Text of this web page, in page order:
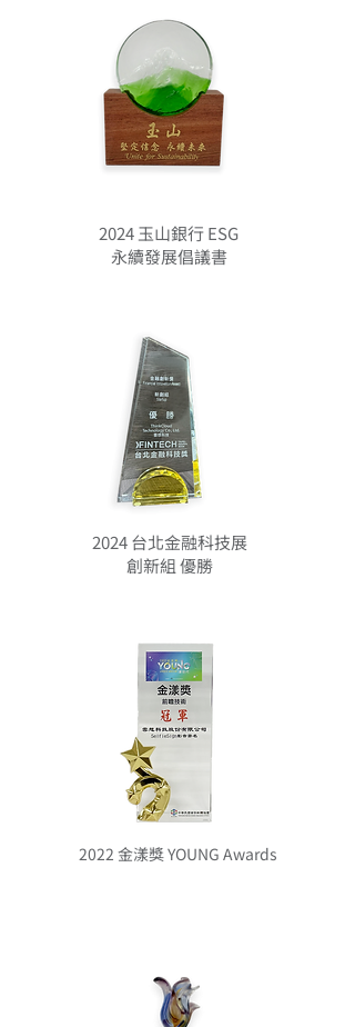
2024 玉山銀行 ESG
永續發展倡議書
2024 台北金融科技展
創新組 優勝
2022 金漾獎 YOUNG Awards